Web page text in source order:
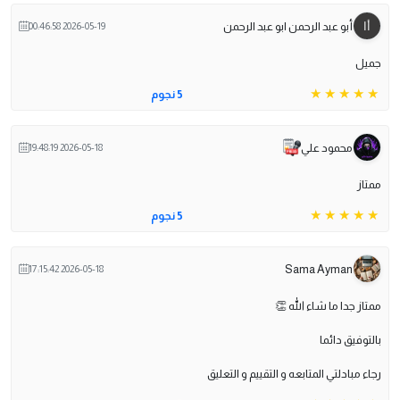
أبو عبد الرحمن ابو عبد الرحمن 2026-05-19 00:46:58
جميل
5 نجوم
محمود علي 2026-05-18 19:48:19
ممتاز
5 نجوم
Sama Ayman
2026-05-18 17:15:42
ممتاز جدا ما شاء الله 👏
بالتوفيق دائما
رجاء مبادلتي المتابعه و التقييم و التعليق